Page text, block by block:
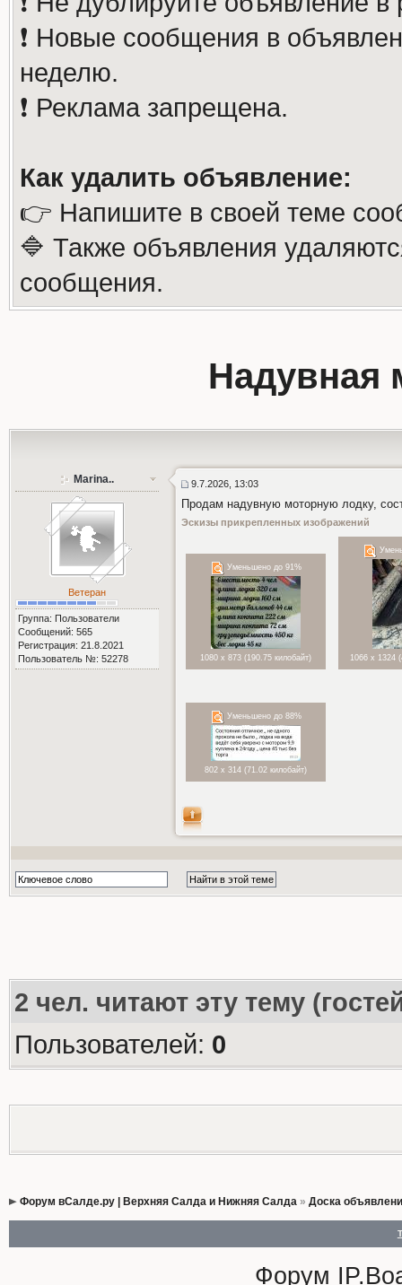
❗️ Новые сообщения в
неделю.
❗️ Реклама запрещена.
Как удалить объявление:
👉 Напишите в своей теме
🔷 Также объявления
сообщения.
Надувная
Marina..
Ветеран
Группа: Пользователи
Сообщений: 565
Регистрация: 21.8.2021
Пользователь №: 52278
9.7.2026, 13:03
Продам надувную моторную лодку,
Эскизы прикрепленных изображений
Уменьшено до 91%
1080 x 873 (190.75 килобайт) 1066 x 1324
Уменьшено до 88%
802 x 314 (71.02 килобайт)
2 чел. читают эту тему
Пользователей: 0
Форум вСалде.ру | Верхняя Салда и Нижняя Салда» Доска
Форум